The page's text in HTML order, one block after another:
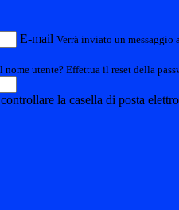
E-mail Verrà inviato un
nome utente? Effettua il reset della
la casella di posta